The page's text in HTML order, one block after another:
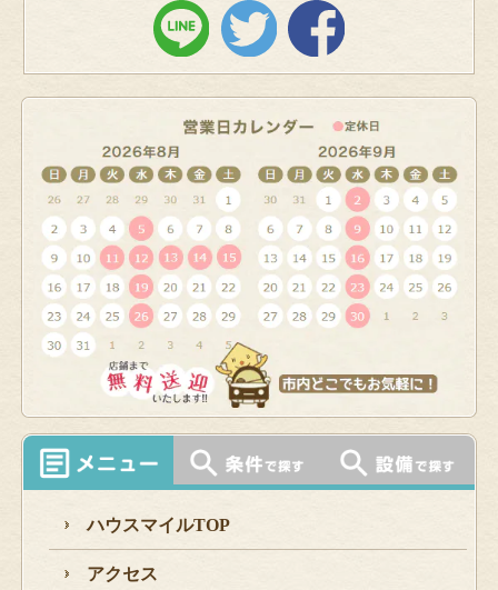
ハウスマイルTOP
アクセス